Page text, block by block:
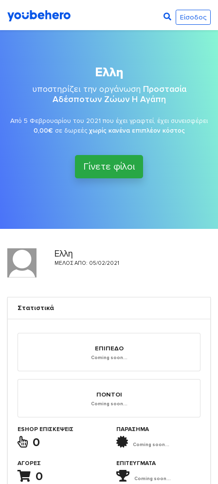
Είσοδος
Ελλη
υποστηρίζει την οργάνωση Προστασία
Αδέσποτων Ζώων Η Αγάπη
Από 5 Φεβρουαρίου του 2021 που έχει γραφτεί, έχει συνεισφέρει
0,00€ σε δωρεές χωρίς κανένα επιπλέον κόστος
Γίνετε φίλοι
Ελλη
ΜΈΛΟΣ ΑΠΌ: 05/02/2021
Στατιστικά
ΕΠΊΠΕΔΟ
Coming soon...
ΠΌΝΤΟΙ
Coming soon...
ESHOP ΕΠΙΣΚΈΨΕΙΣ
0
ΑΓΟΡΈΣ
0
ΠΑΡΑΣΗΜΑ
Coming soon...
ΕΠΙΤΕΎΓΜΑΤΑ
Coming soon...